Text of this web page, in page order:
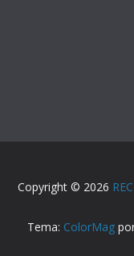
Copyright © 2026
Tema: ColorMag